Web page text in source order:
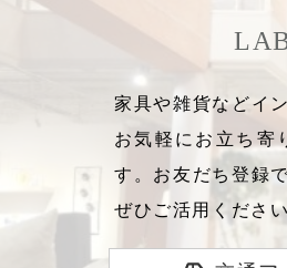
家具や雑貨などイ
お気軽にお立ち寄
す。お友だち登録
ぜひご活用くださ